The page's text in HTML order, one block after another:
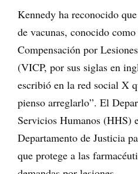
Kennedy ha reconocido
de vacunas, conocido
Compensación por
(VICP, por sus siglas en
escribió en la red social X
pienso arreglarlo”. El
Servicios Humanos (HHS)
Departamento de Justicia
que protege a las